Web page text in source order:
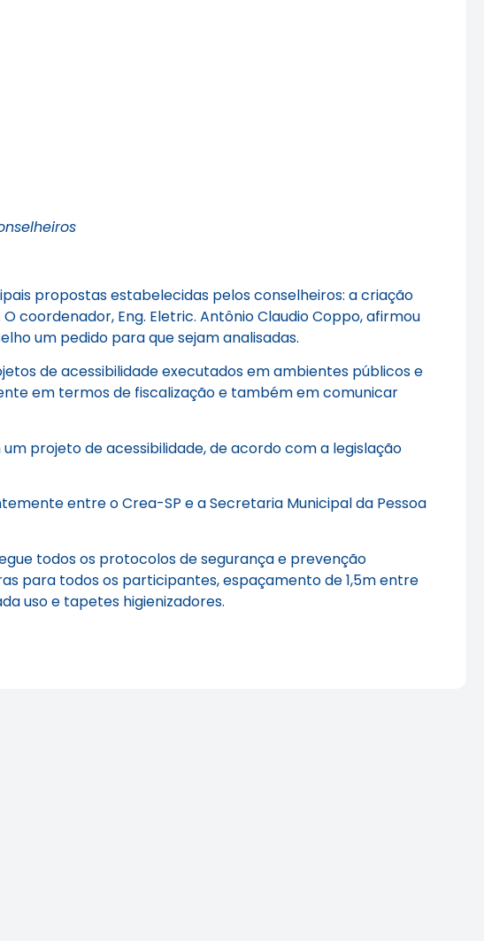
propostas estabelecidas pelos conselheiros: a criação
coordenador, Eng. Eletric. Antônio Claudio Coppo, afirmou
um pedido para que sejam analisadas.
de acessibilidade executados em ambientes públicos e
em termos de fiscalização e também em comunicar
projeto de acessibilidade, de acordo com a legislação
entre o Crea-SP e a Secretaria Municipal da Pessoa
todos os protocolos de segurança e prevenção
para todos os participantes, espaçamento de 1,5m entre
uso e tapetes higienizadores.